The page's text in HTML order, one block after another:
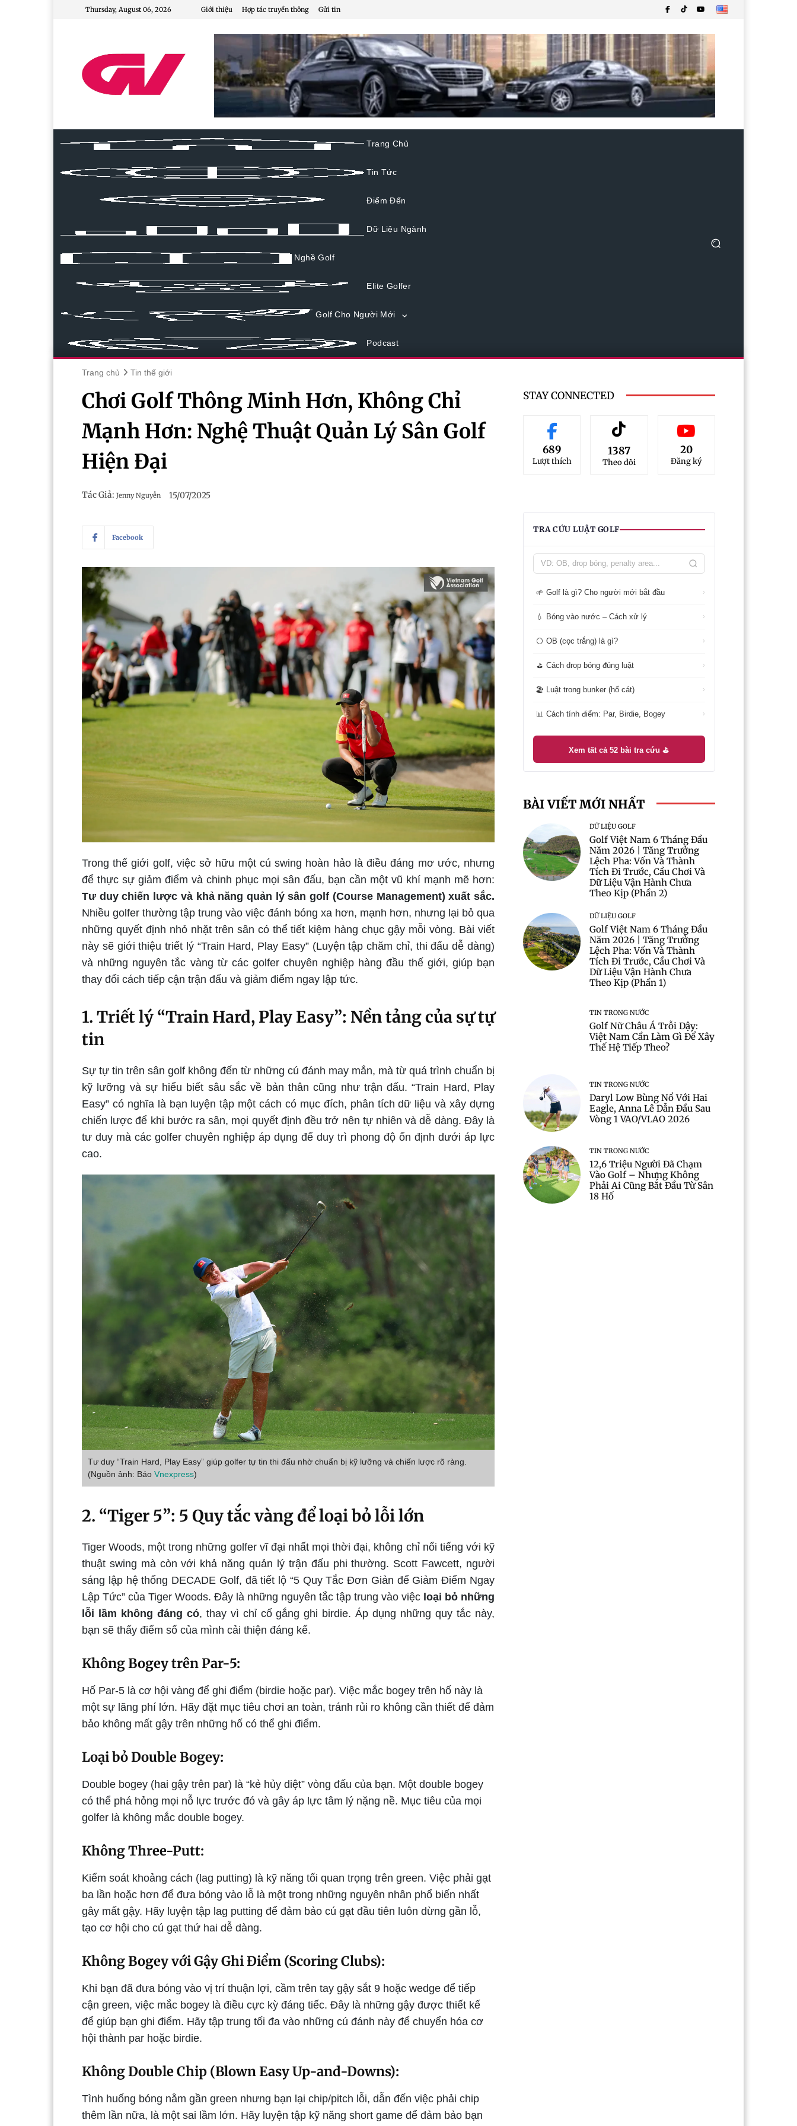
Thursday, August 06, 2026 Giới thiệu Hợp tác truyền thông Gửi tin
Trang Chủ
Tin Tức
Điểm Đến
Dữ Liệu Ngành
Nghề Golf
Elite Golfer
Golf Cho Người Mới
Podcast
Trang chủ Tin thế giới
Chơi Golf Thông Minh Hơn, Không Chỉ
Mạnh Hơn: Nghệ Thuật Quản Lý Sân Golf
Hiện Đại
Tác Giả: Jenny Nguyễn 15/07/2025
Facebook
Trong thế giới golf, việc sở hữu một cú swing hoàn hảo là điều đáng mơ ước, nhưng
để thực sự giảm điểm và chinh phục mọi sân đấu, bạn cần một vũ khí mạnh mẽ hơn:
Tư duy chiến lược và khả năng quản lý sân golf (Course Management) xuất sắc.
Nhiều golfer thường tập trung vào việc đánh bóng xa hơn, mạnh hơn, nhưng lại bỏ qua
những quyết định nhỏ nhặt trên sân có thể tiết kiệm hàng chục gậy mỗi vòng. Bài viết
này sẽ giới thiệu triết lý “Train Hard, Play Easy” (Luyện tập chăm chỉ, thi đấu dễ dàng)
và những nguyên tắc vàng từ các golfer chuyên nghiệp hàng đầu thế giới, giúp bạn
thay đổi cách tiếp cận trận đấu và giảm điểm ngay lập tức.
1. Triết lý “Train Hard, Play Easy”: Nền tảng của sự tự
tin
Sự tự tin trên sân golf không đến từ những cú đánh may mắn, mà từ quá trình chuẩn bị
kỹ lưỡng và sự hiểu biết sâu sắc về bản thân cũng như trận đấu. “Train Hard, Play
Easy” có nghĩa là bạn luyện tập một cách có mục đích, phân tích dữ liệu và xây dựng
chiến lược để khi bước ra sân, mọi quyết định đều trở nên tự nhiên và dễ dàng. Đây là
tư duy mà các golfer chuyên nghiệp áp dụng để duy trì phong độ ổn định dưới áp lực
cao.
Tư duy “Train Hard, Play Easy” giúp golfer tự tin thi đấu nhờ chuẩn bị kỹ lưỡng và chiến lược rõ ràng.
(Nguồn ảnh: Báo Vnexpress)
2. “Tiger 5”: 5 Quy tắc vàng để loại bỏ lỗi lớn
Tiger Woods, một trong những golfer vĩ đại nhất mọi thời đại, không chỉ nổi tiếng với kỹ
thuật swing mà còn với khả năng quản lý trận đấu phi thường. Scott Fawcett, người
sáng lập hệ thống DECADE Golf, đã tiết lộ “5 Quy Tắc Đơn Giản để Giảm Điểm Ngay
Lập Tức” của Tiger Woods. Đây là những nguyên tắc tập trung vào việc loại bỏ những
lỗi lầm không đáng có, thay vì chỉ cố gắng ghi birdie. Áp dụng những quy tắc này,
bạn sẽ thấy điểm số của mình cải thiện đáng kể.
Không Bogey trên Par-5:
Hố Par-5 là cơ hội vàng để ghi điểm (birdie hoặc par). Việc mắc bogey trên hố này là
một sự lãng phí lớn. Hãy đặt mục tiêu chơi an toàn, tránh rủi ro không cần thiết để đảm
bảo không mất gậy trên những hố có thể ghi điểm.
Loại bỏ Double Bogey:
Double bogey (hai gậy trên par) là “kẻ hủy diệt” vòng đấu của bạn. Một double bogey
có thể phá hỏng mọi nỗ lực trước đó và gây áp lực tâm lý nặng nề. Mục tiêu của mọi
golfer là không mắc double bogey.
Không Three-Putt:
Kiểm soát khoảng cách (lag putting) là kỹ năng tối quan trọng trên green. Việc phải gạt
ba lần hoặc hơn để đưa bóng vào lỗ là một trong những nguyên nhân phổ biến nhất
gây mất gậy. Hãy luyện tập lag putting để đảm bảo cú gạt đầu tiên luôn dừng gần lỗ,
tạo cơ hội cho cú gạt thứ hai dễ dàng.
Không Bogey với Gậy Ghi Điểm (Scoring Clubs):
Khi bạn đã đưa bóng vào vị trí thuận lợi, cầm trên tay gậy sắt 9 hoặc wedge để tiếp
cận green, việc mắc bogey là điều cực kỳ đáng tiếc. Đây là những gậy được thiết kế
để giúp bạn ghi điểm. Hãy tập trung tối đa vào những cú đánh này để chuyển hóa cơ
hội thành par hoặc birdie.
Không Double Chip (Blown Easy Up-and-Downs):
Tình huống bóng nằm gần green nhưng bạn lại chip/pitch lỗi, dẫn đến việc phải chip
thêm lần nữa, là một sai lầm lớn. Hãy luyện tập kỹ năng short game để đảm bảo bạn
STAY CONNECTED
689
Lượt thích
1387
Theo dõi
20
Đăng ký
TRA CỨU LUẬT GOLF
🌱 Golf là gì? Cho người mới bắt đầu ›
💧 Bóng vào nước – Cách xử lý ›
⚪ OB (cọc trắng) là gì? ›
⛳ Cách drop bóng đúng luật ›
🏖️ Luật trong bunker (hố cát) ›
📊 Cách tính điểm: Par, Birdie, Bogey ›
Xem tất cả 52 bài tra cứu ⛳
BÀI VIẾT MỚI NHẤT
DỮ LIỆU GOLF
Golf Việt Nam 6 Tháng Đầu
Năm 2026 | Tăng Trưởng
Lệch Pha: Vốn Và Thành
Tích Đi Trước, Cầu Chơi Và
Dữ Liệu Vận Hành Chưa
Theo Kịp (Phần 2)
DỮ LIỆU GOLF
Golf Việt Nam 6 Tháng Đầu
Năm 2026 | Tăng Trưởng
Lệch Pha: Vốn Và Thành
Tích Đi Trước, Cầu Chơi Và
Dữ Liệu Vận Hành Chưa
Theo Kịp (Phần 1)
TIN TRONG NƯỚC
Golf Nữ Châu Á Trỗi Dậy:
Việt Nam Cần Làm Gì Để Xây
Thế Hệ Tiếp Theo?
TIN TRONG NƯỚC
Daryl Low Bùng Nổ Với Hai
Eagle, Anna Lê Dẫn Đầu Sau
Vòng 1 VAO/VLAO 2026
TIN TRONG NƯỚC
12,6 Triệu Người Đã Chạm
Vào Golf – Nhưng Không
Phải Ai Cũng Bắt Đầu Từ Sân
18 Hố